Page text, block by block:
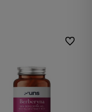
Do